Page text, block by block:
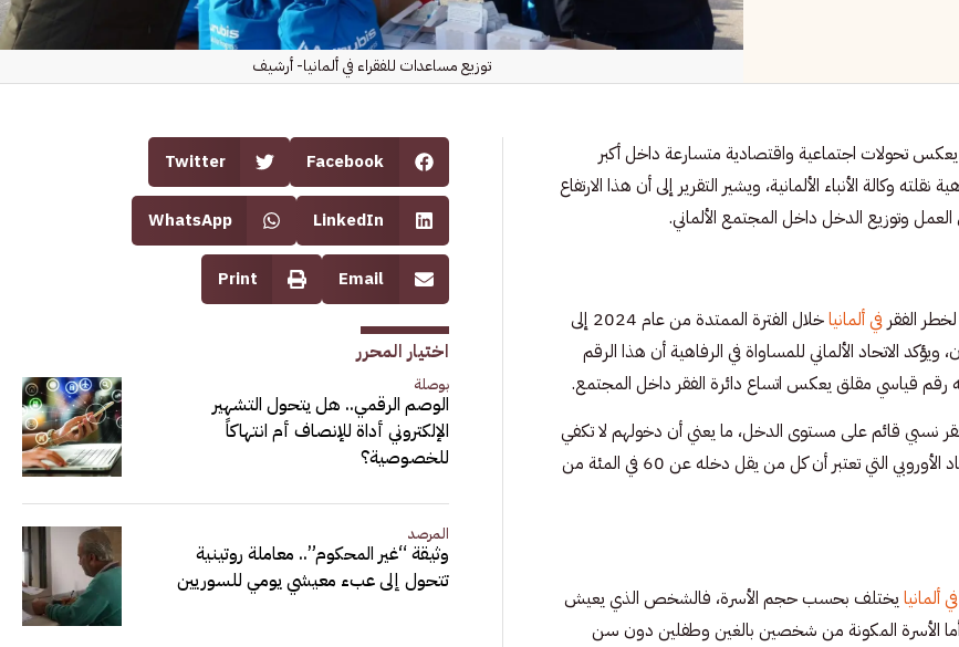
توزيع مساعدات للفقراء في ألمانيا- أرشيف
يعكس تحولات اجتماعية واقتصادية متسارعة داخل أكبر
وكالة الأنباء الألمانية، ويشير التقرير إلى أن هذا الارتفاع
وتوزيع الدخل داخل المجتمع الألماني.
الفقر في ألمانيا
خلال الفترة الممتدة من عام 2024 إلى
في المئة من إجمالي السكان، ويؤكد الاتحاد الألماني للمساواة في الرفاهية أن هذا الرقم
قياسي مقلق يعكس اتساع دائرة الفقر داخل المجتمع.
يعيشون في حالة فقر نسبي قائم على مستوى الدخل، ما يعني أن دخولهم لا تكفي
لمواكبة متوسط المعيشة السائد في البلاد، ويستند هذا التصنيف إلى معايير الاتحاد الأوروبي التي تعتبر أن كل من يقل دخله عن 60 في المئة من
في ألمانيا يختلف بحسب حجم الأسرة، فالشخص الذي يعيش
معرضاً للخطر إذا كان دخله الشهري الصافي يقل عن 1446 يورو، أما الأسرة المكونة من شخصين بالغين وطفلين دون سن
Facebook
Twitter
LinkedIn
WhatsApp
Email
Print
اختيار المحرر
بوصلة
الوصم الرقمي.. هل يتحول التشهير
الإلكتروني أداة للإنصاف أم انتهاكاً
للخصوصية؟
المرصد
وثيقة “غير المحكوم”.. معاملة روتينية
تتحول إلى عبء معيشي يومي للسوريين